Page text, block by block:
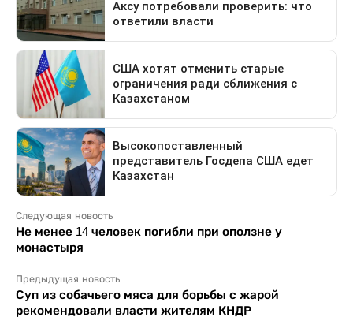
Следующая новость
Не менее 14 человек погибли при оползне у
монастыря
Предыдущая новость
Суп из собачьего мяса для борьбы с жарой
рекомендовали власти жителям КНДР